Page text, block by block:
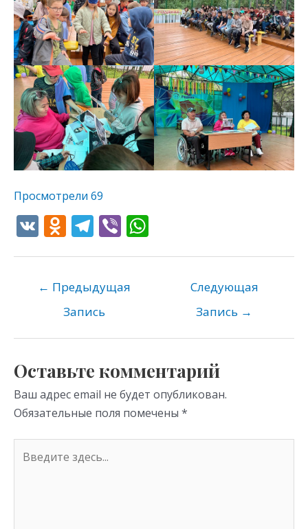
Просмотрели 69
V O
o
kl
as
ni
ki
T
gr
a
m
Vi
p
← Предыдущая
Запись
Следующая
Запись →
Оставьте комментарий
Ваш адрес email не будет опубликован.
Обязательные поля помечены *
здесь...